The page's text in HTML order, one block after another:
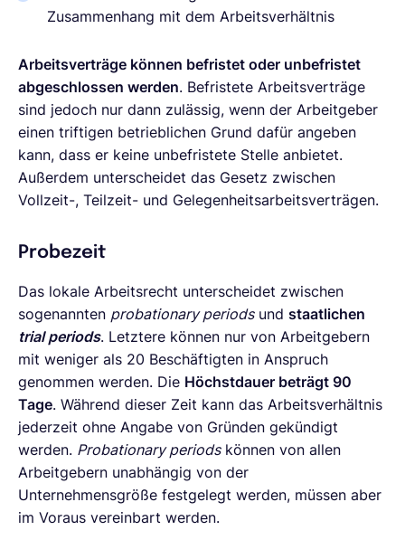
Zusammenhang mit dem Arbeitsverhältnis
Arbeitsverträge können befristet oder unbefristet
abgeschlossen werden. Befristete Arbeitsverträge
sind jedoch nur dann zulässig, wenn der Arbeitgeber
einen triftigen betrieblichen Grund dafür angeben
kann, dass er keine unbefristete Stelle anbietet.
Außerdem unterscheidet das Gesetz zwischen
Vollzeit-, Teilzeit- und Gelegenheitsarbeitsverträgen.
Probezeit
Das lokale Arbeitsrecht unterscheidet zwischen
sogenannten probationary periodsund staatlichen
trial periods. Letztere können nur von Arbeitgebern
mit weniger als 20 Beschäftigten in Anspruch
genommen werden. Die Höchstdauer beträgt 90
Tage. Während dieser Zeit kann das Arbeitsverhältnis
jederzeit ohne Angabe von Gründen gekündigt
werden. Probationary periodskönnen von allen
Arbeitgebern unabhängig von der
Unternehmensgröße festgelegt werden, müssen aber
im Voraus vereinbart werden.